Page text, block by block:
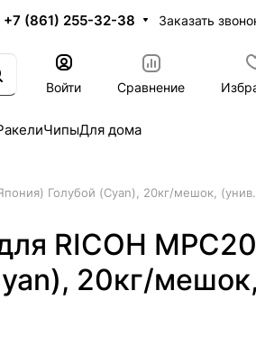
+7 (861) 255-32-38 Заказать
Войти
Сравнение
ЧипыДля дома
Голубой (Cyan), 20кг/мешок,
RICOH
20кг/